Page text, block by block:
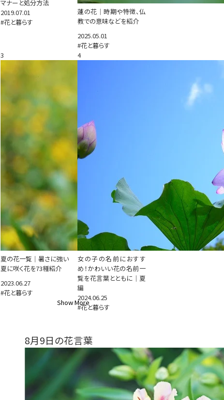
マナーと処分方法
2019.07.01
#花と暮らす
蓮の花｜時期や特徴、仏
教での意味などを紹介
2025.05.01
#花と暮らす
3
夏の花一覧｜暑さに強い
夏に咲く花を73種紹介
2023.06.27
#花と暮らす
4
女の子の名前におすす
め！かわいい花の名前一
覧を花言葉とともに｜夏
編
2024.06.25
#花と暮らす
Show More
8月9日の花言葉